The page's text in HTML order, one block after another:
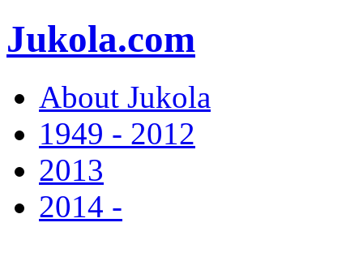
Jukola.com
About Jukola
1949 - 2012
2013
2014 -